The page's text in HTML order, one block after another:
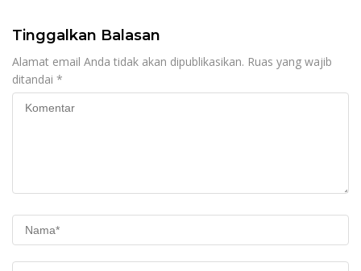
Tinggalkan Balasan
Alamat email Anda tidak akan dipublikasikan. Ruas yang wajib
ditandai *